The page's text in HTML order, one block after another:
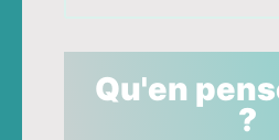
Qu'en
?